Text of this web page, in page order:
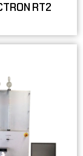
RT2